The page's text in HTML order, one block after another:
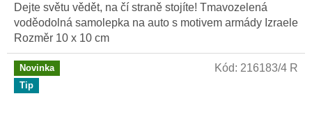
Dejte světu vědět, na čí straně stojíte! Tmavozelená
voděodolná samolepka na auto s motivem armády Izraele
Rozměr 10 x 10 cm
Novinka
Tip
Kód: 216183/4 R